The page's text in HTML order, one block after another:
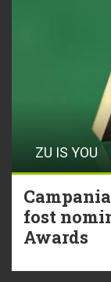
ZU IS YOU
fost
Awards